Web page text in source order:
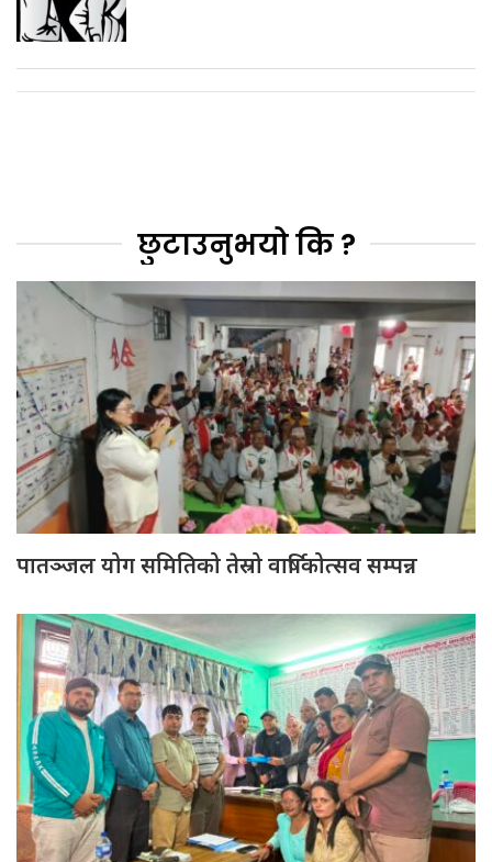
छुटाउनुभयो कि ?
पातञ्जल योग समितिको तेस्रो वार्षिकोत्सव सम्पन्न